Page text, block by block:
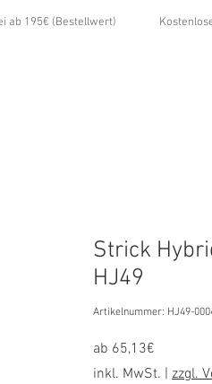
ab 195€ (Bestellwert)
Strick
HJ49
Artikelnummer: HJ49-
ab 65,13€
Preis
inkl. MwSt. zzgl.